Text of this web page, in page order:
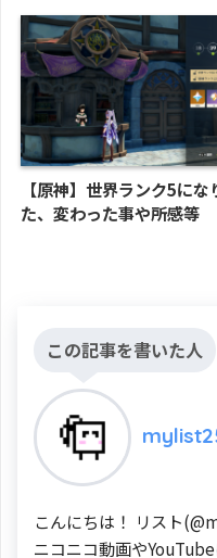
【原神】世界ランク5にな
た、変わった事や所感等
この記事を書いた人
こんにちは！ リスト
ニコニコ動画やYouTube